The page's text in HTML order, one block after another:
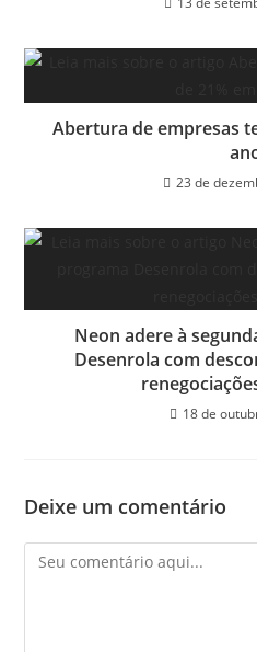
Abertura de empresas
23 de
Neon adere à
Desenrola com
18 de
Deixe um comentário